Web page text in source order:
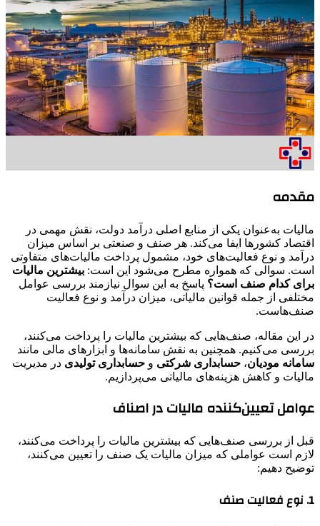
مقدمه
مالیات به‌عنوان یکی از منابع اصلی درآمد دولت، نقش مهمی در
اقتصاد کشورها ایفا می‌کند. هر صنف و صنعتی بر اساس میزان
درآمد و نوع فعالیت‌های خود، مشمول پرداخت مالیات‌های متفاوتی
است. سوالی که همواره مطرح می‌شود این است: بیشترین مالیات
برای کدام صنف است؟ پاسخ به این سوال نیازمند بررسی عوامل
مختلفی از جمله قوانین مالیاتی، میزان درآمد و نوع فعالیت
صنف‌هاست.
در این مقاله، صنف‌هایی که بیشترین مالیات را پرداخت می‌کنند،
بررسی می‌کنیم. همچنین به نقش سامانه‌ها و ابزارهای مالی مانند
سامانه مودیان، حسابداری شرکتی و حسابداری تولیدی در مدیریت
مالیات و کاهش هزینه‌های مالیاتی می‌پردازیم.
عوامل تعیین‌کننده مالیات در اصناف
قبل از بررسی صنف‌هایی که بیشترین مالیات را پرداخت می‌کنند،
لازم است عواملی که میزان مالیات یک صنف را تعیین می‌کنند،
توضیح دهیم:
1. نوع فعالیت صنف